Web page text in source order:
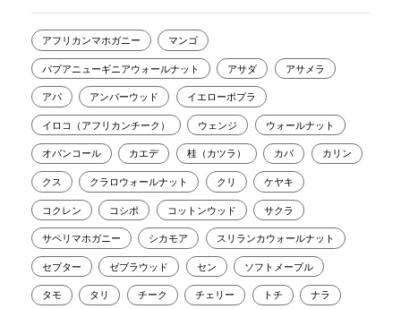
アフリカンマホガニー マンゴ
パプアニューギニアウォールナット アサダ アサメラ
アパ アンバーウッド イエローポプラ
イロコ（アフリカンチーク） ウェンジ ウォールナット
オバンコール カエデ 桂（カツラ） カバ カリン
クス クラロウォールナット クリ ケヤキ
コクレン コシポ コットンウッド サクラ
サペリマホガニー シカモア スリランカウォールナット
セプター ゼブラウッド セン ソフトメープル
タモ タリ チーク チェリー トチ ナラ